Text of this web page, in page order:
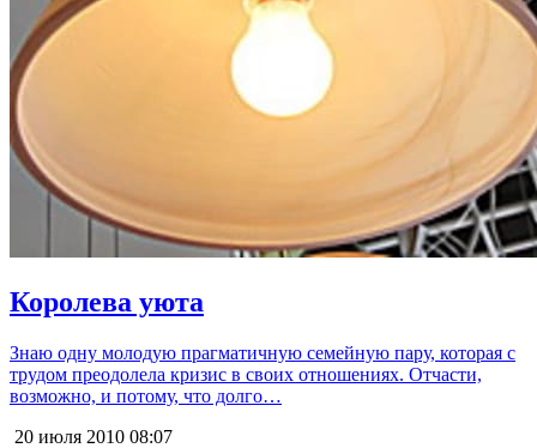
Королева уюта
Знаю одну молодую прагматичную семейную пару, которая с
трудом преодолела кризис в своих отношениях. Отчасти,
возможно, и потому, что долго…
20 июля 2010 08:07